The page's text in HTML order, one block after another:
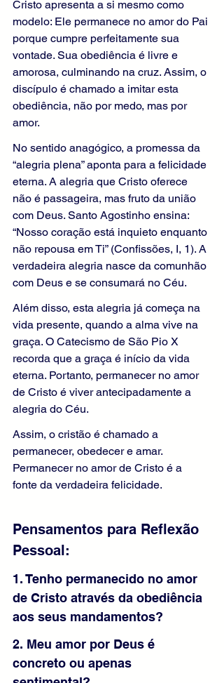
Cristo apresenta a si mesmo como
modelo: Ele permanece no amor do Pai
porque cumpre perfeitamente sua
vontade. Sua obediência é livre e
amorosa, culminando na cruz. Assim, o
discípulo é chamado a imitar esta
obediência, não por medo, mas por
amor.
No sentido anagógico, a promessa da
“alegria plena” aponta para a felicidade
eterna. A alegria que Cristo oferece
não é passageira, mas fruto da união
com Deus. Santo Agostinho ensina:
“Nosso coração está inquieto enquanto
não repousa em Ti” (Confissões, I, 1). A
verdadeira alegria nasce da comunhão
com Deus e se consumará no Céu.
Além disso, esta alegria já começa na
vida presente, quando a alma vive na
graça. O Catecismo de São Pio X
recorda que a graça é início da vida
eterna. Portanto, permanecer no amor
de Cristo é viver antecipadamente a
alegria do Céu.
Assim, o cristão é chamado a
permanecer, obedecer e amar.
Permanecer no amor de Cristo é a
fonte da verdadeira felicidade.
Pensamentos para Reflexão
Pessoal:
1. Tenho permanecido no amor
de Cristo através da obediência
aos seus mandamentos?
2. Meu amor por Deus é
concreto ou apenas